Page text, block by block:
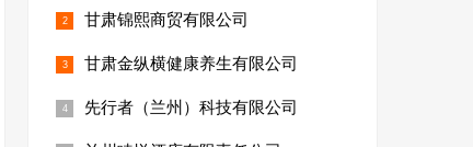
甘肃锦熙商贸有限公司
甘肃金纵横健康养生有限公司
先行者（兰州）科技有限公司